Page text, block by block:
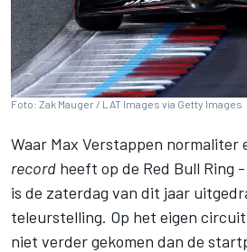
Foto: Zak Mauger / LAT Images via Getty Images
Waar Max Verstappen normaliter
record heeft op de Red Bull Ring
is de zaterdag van dit jaar
teleurstelling. Op het eigen
niet verder gekomen dan de